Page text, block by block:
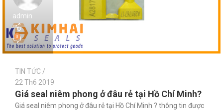
admin
0
TIN TỨC
22 Th6 2019
Giá seal niêm phong ở đâu rẻ tại Hồ Chí Minh?
Giá seal niêm phong ở đâu rẻ tại Hồ Chí Minh ? thông tin được